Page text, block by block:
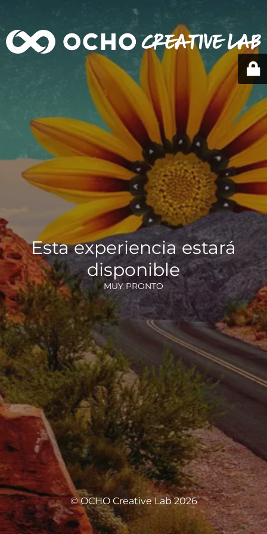
Esta experiencia estará
disponible
MUY PRONTO
© OCHO Creative Lab 2026